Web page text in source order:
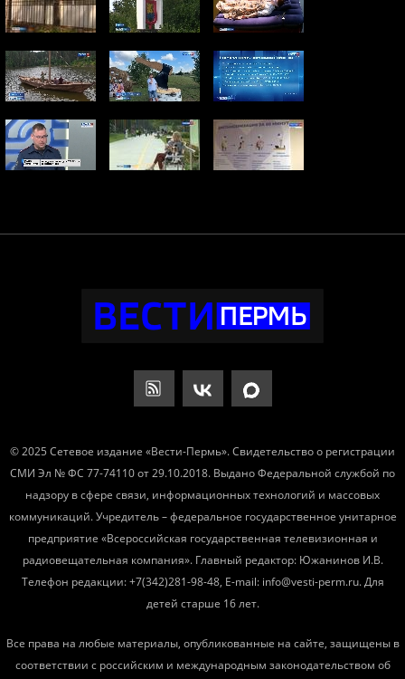
© 2025 Сетевое издание «Вести-Пермь». Свидетельство о регистрации
СМИ Эл № ФС 77-74110 от 29.10.2018. Выдано Федеральной службой по
надзору в сфере связи, информационных технологий и массовых
коммуникаций. Учредитель – федеральное государственное унитарное
предприятие «Всероссийская государственная телевизионная и
радиовещательная компания». Главный редактор: Южанинов И.В.
Телефон редакции: +7(342)281-98-48, E-mail: info@vesti-perm.ru. Для
детей старше 16 лет.
Все права на любые материалы, опубликованные на сайте, защищены в
соответствии с российским и международным законодательством об